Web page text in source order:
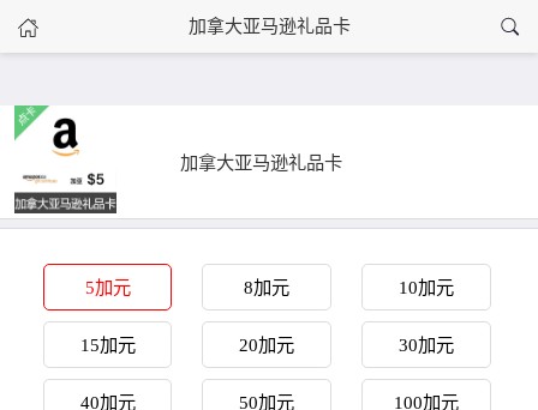
加拿大亚马逊礼品卡
首页 加拿大亚马逊礼品卡
加拿大亚马逊礼品卡
5加元 8加元 10加元
15加元 20加元 30加元
40加元 50加元 100加元